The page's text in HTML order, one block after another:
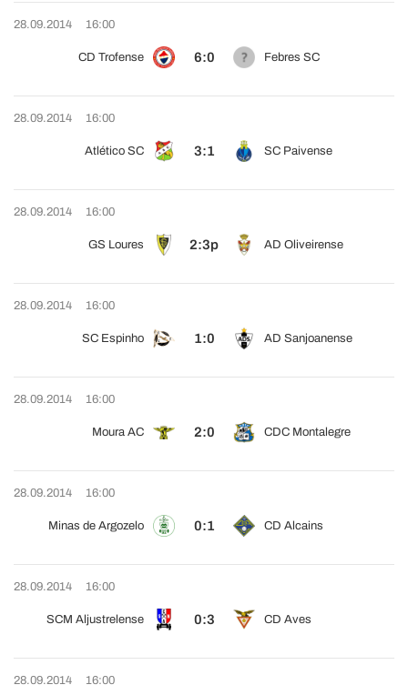
28.09.2014 16:00
CD Trofense 6:0 Febres SC
28.09.2014 16:00
Atlético SC 3:1 SC Paivense
28.09.2014 16:00
GS Loures 2:3p AD Oliveirense
28.09.2014 16:00
SC Espinho 1:0 AD Sanjoanense
28.09.2014 16:00
Moura AC 2:0 CDC Montalegre
28.09.2014 16:00
Minas de Argozelo 0:1 CD Alcains
28.09.2014 16:00
SCM Aljustrelense 0:3 CD Aves
28.09.2014 16:00